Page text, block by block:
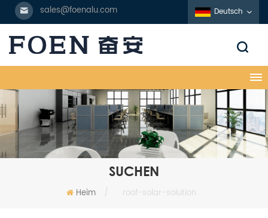
sales@foenalu.com Deutsch
SUCHEN
Heim / roof-solar-solution